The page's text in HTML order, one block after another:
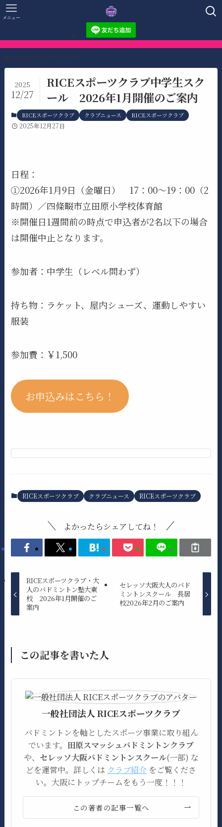
メニュー
HOME RICEスポーツクラブ
RICEスポーツクラブ中学生スク
ール 2026年1月開催のご案内
2025
12/27
RICEスポーツクラブ クラブニュース RICEスポーツクラブ
2025年12月27日
日程：
①2026年1月9日（金曜日） 17：00～19：00（2
時間）／四條畷市立田原小学校体育館
※開催日1週間前の時点で申込者が2名以下の場合
は開催中止となります。
参加者：中学生（レベル問わず）
持ち物：ラケット、屋内シューズ、運動しやすい
服装
参加費：￥1,500
お申込みはこちら！
RICEスポーツクラブ クラブニュース RICEスポーツクラブ
よかったらシェアしてね！
RICEスポーツクラブ・大
人のバドミントン塾大東
校 2026年1月開催のご
案内
セレッソ大阪大人のバド
ミントンスクール 長居
校2026年2月のご案内
この記事を書いた人
一般社団法人 RICEスポーツクラブ
バドミントンを軸としたスポーツ事業に取り組ん
でいます。 田原スマッシュバドミントンクラブ
や、 セレッソ大阪バドミントンスクール(一部) な
どを運営中。詳しくは クラブ紹介 をご覧くださ
い。大阪にトップチームをもう一度！！！
この著者の記事一覧へ